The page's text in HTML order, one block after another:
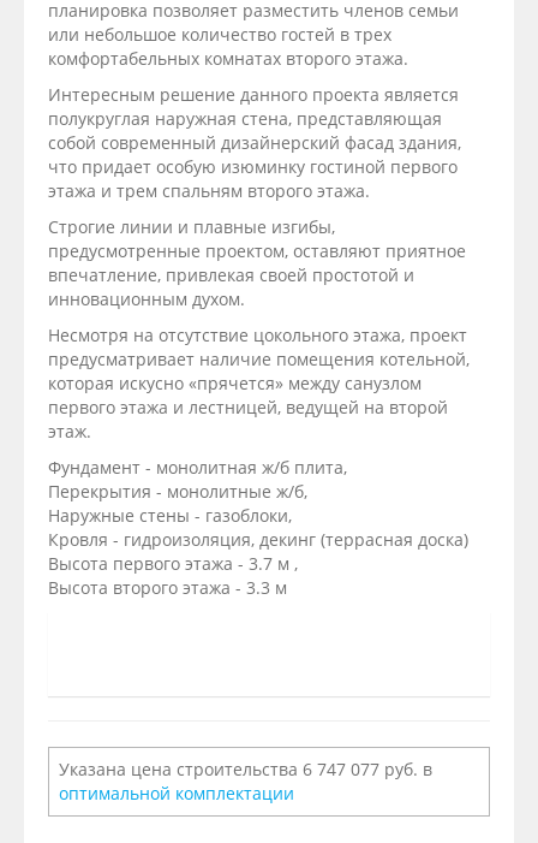
планировка позволяет разместить членов семьи
или небольшое количество гостей в трех
комфортабельных комнатах второго этажа.
Интересным решение данного проекта является
полукруглая наружная стена, представляющая
собой современный дизайнерский фасад здания,
что придает особую изюминку гостиной первого
этажа и трем спальням второго этажа.
Строгие линии и плавные изгибы,
предусмотренные проектом, оставляют приятное
впечатление, привлекая своей простотой и
инновационным духом.
Несмотря на отсутствие цокольного этажа, проект
предусматривает наличие помещения котельной,
которая искусно «прячется» между санузлом
первого этажа и лестницей, ведущей на второй
этаж.
Фундамент - монолитная ж/б плита,
Перекрытия - монолитные ж/б,
Наружные стены - газоблоки,
Кровля - гидроизоляция, декинг (террасная доска)
Высота первого этажа - 3.7 м ,
Высота второго этажа - 3.3 м
Указана цена строительства 6 747 077 руб. в
оптимальной комплектации